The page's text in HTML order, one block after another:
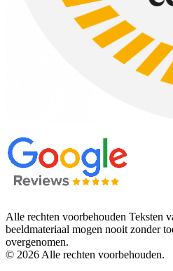
Alle rechten voorbehouden Teksten
beeldmateriaal mogen nooit zonder
overgenomen.
© 2026 Alle rechten voorbehouden.